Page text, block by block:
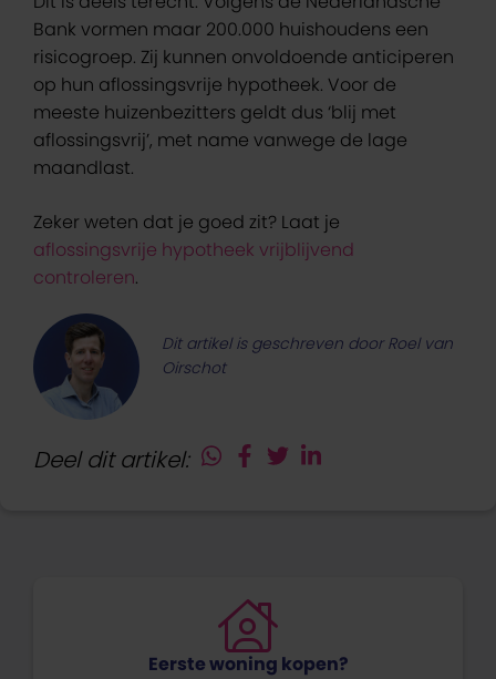
Bank vormen maar 200.000 huishoudens een
risicogroep. Zij kunnen onvoldoende anticiperen
op hun aflossingsvrije hypotheek. Voor de
meeste huizenbezitters geldt dus ‘blij met
aflossingsvrij’, met name vanwege de lage
maandlast.
Zeker weten dat je goed zit? Laat je
aflossingsvrije hypotheek vrijblijvend
controleren.
Dit artikel is geschreven door Roel van
Oirschot
Deel dit artikel:
Eerste woning kopen?